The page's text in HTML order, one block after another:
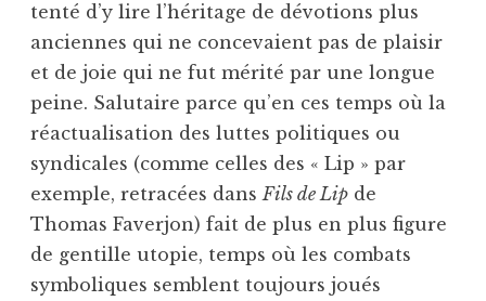
tenté d’y lire l’héritage de dévotions plus
anciennes qui ne concevaient pas de plaisir
et de joie qui ne fut mérité par une longue
peine. Salutaire parce qu’en ces temps où la
réactualisation des luttes politiques ou
syndicales (comme celles des « Lip » par
exemple, retracées dansFils de Lip de
Thomas Faverjon) fait de plus en plus figure
de gentille utopie, temps où les combats
symboliques semblent toujours joués